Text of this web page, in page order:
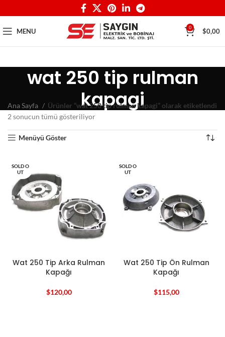
MENU 0 $0,00
wat 250 tip rulman
kapagi
Ana Sayfa
Ürünler “wat 250 tip rulman kapagi” olarak etiketlendi
2 sonucun tümü gösteriliyor
Menüyü Göster
SOLD O
UT
Wat 250 Tip Arka Rulman
Kapağı
$120,00
SOLD O
UT
Wat 250 Tip Ön Rulman
Kapağı
$115,00